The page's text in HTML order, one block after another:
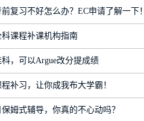
复习不好怎么办？EC申请了解一下！
课程补课机构指南
，可以Argue改分提成绩
补习，让你成我布大学霸！
姆式辅导，你真的不心动吗？